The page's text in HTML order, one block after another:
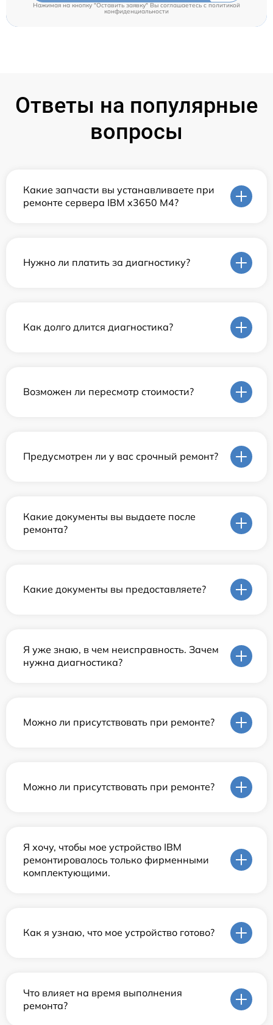
Нажимая на кнопку "Оставить заявку" Вы соглашаетесь cполитикой
конфиденциальности
Ответы на популярные
вопросы
Какие запчасти вы устанавливаете при
ремонте сервера IBM x3650 M4?
Нужно ли платить за диагностику?
Как долго длится диагностика?
Возможен ли пересмотр стоимости?
Предусмотрен ли у вас срочный ремонт?
Какие документы вы выдаете после
ремонта?
Какие документы вы предоставляете?
Я уже знаю, в чем неисправность. Зачем
нужна диагностика?
Можно ли присутствовать при ремонте?
Можно ли присутствовать при ремонте?
Я хочу, чтобы мое устройство IBM
ремонтировалось только фирменными
комплектующими.
Как я узнаю, что мое устройство готово?
Что влияет на время выполнения
ремонта?